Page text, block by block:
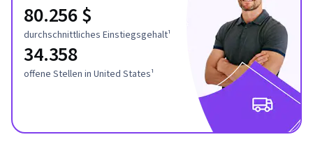
80.256 $
durchschnittliches Einstiegsgehalt¹
34.358
offene Stellen in United States¹